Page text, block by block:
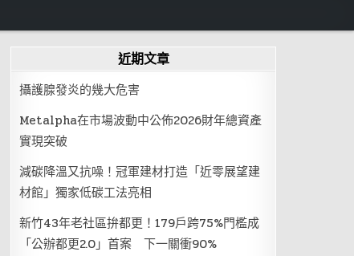
近期文章
攝護腺發炎的幾大危害
Metalpha在市場波動中公佈2026財年總資產
實現突破
減碳降溫又抗噪！冠軍建材打造「近零展望建
材館」獨家低碳工法亮相
新竹43年老社區拚都更！179戶跨75%門檻成
「公辦都更2.0」首案 下一關衝90%